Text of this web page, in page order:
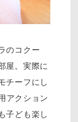
のコクー
屋。実際に
チーフにし
アクション
子ども楽し